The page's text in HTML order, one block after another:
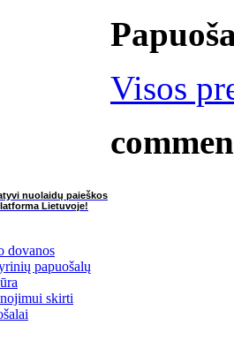
Visos
nuolaidų paieškos
Lietuvoje!
dovanos
papuošalų
skirti